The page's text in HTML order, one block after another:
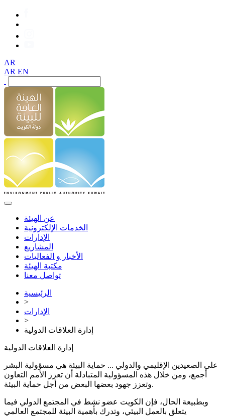
AR
AR EN
عن الهيئة
الخدمات الإلكترونية
الإدارات
المشاريع
الأخبار و الفعاليات
مكتبة الهيئة
تواصل معنا
الرئيسية
>
الإدارات
>
إدارة العلاقات الدولية
إدارة العلاقات الدولية
على الصعيدين الإقليمي والدولي ... حماية البيئة هي مسؤولية البشر
أجمع، ومن خلال هذه المسؤولية المتبادلة أن تعزز الأمم التعاون
وتعزز جهود بعضها البعض من أجل حماية البيئة.
وبطبيعة الحال، فإن الكويت عضو نشط في المجتمع الدولي فيما
يتعلق بالعمل البيئي، وتدرك بأهمية البيئة للمجتمع العالمي